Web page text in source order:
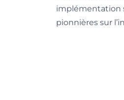
implémentation
pionnières sur